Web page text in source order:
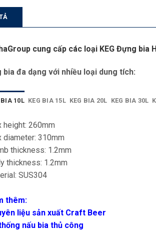
cung cấp các loại KEG Đựng bia
bia đa dạng với nhiều loại dung tích:
BIA 10L KEG BIA 15L KEG BIA 20L KEG BIA 30L
height: 260mm
diameter: 310mm
thickness: 1.2mm
thickness: 1.2mm
SUS304
thêm:
liệu sản xuất Craft Beer
nấu bia thủ công